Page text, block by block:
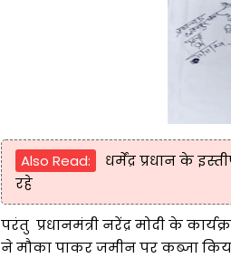
Also Read:
धर्मेंद्र प्रधान के
रहे
परंतु प्रधानमंत्री नरेंद्र मोदी के
ने मौका पाकर जमीन पर कब्जा